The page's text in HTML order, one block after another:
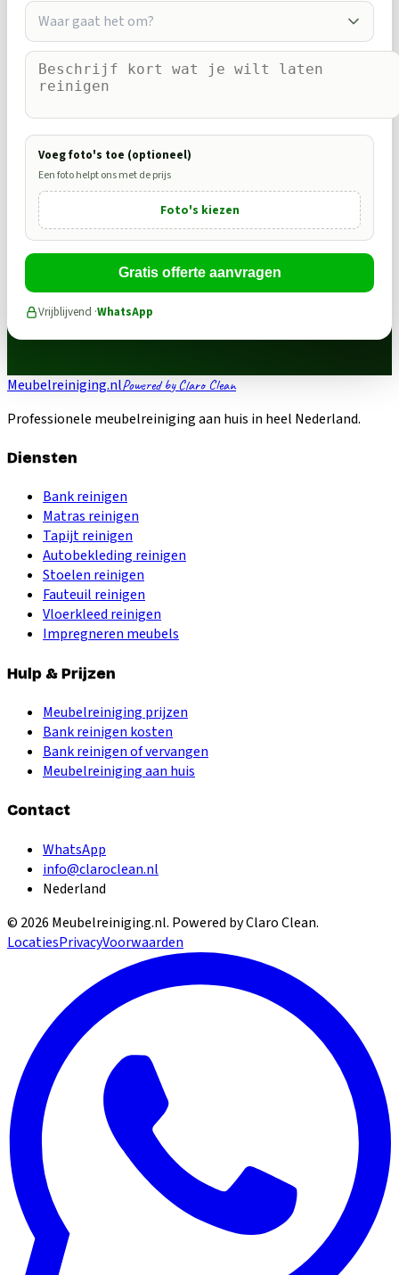
Waar gaat het om?
Voeg foto's toe (optioneel)
Een foto helpt ons met de prijs
Foto's kiezen
Gratis offerte aanvragen
Vrijblijvend ·WhatsApp
Meubelreiniging.nlPowered by Claro Clean
Professionele meubelreiniging aan huis in heel Nederland.
Diensten
Bank reinigen
Matras reinigen
Tapijt reinigen
Autobekleding reinigen
Stoelen reinigen
Fauteuil reinigen
Vloerkleed reinigen
Impregneren meubels
Hulp & Prijzen
Meubelreiniging prijzen
Bank reinigen kosten
Bank reinigen of vervangen
Meubelreiniging aan huis
Contact
WhatsApp
info@claroclean.nl
Nederland
© 2026 Meubelreiniging.nl. Powered by Claro Clean.
LocatiesPrivacyVoorwaarden